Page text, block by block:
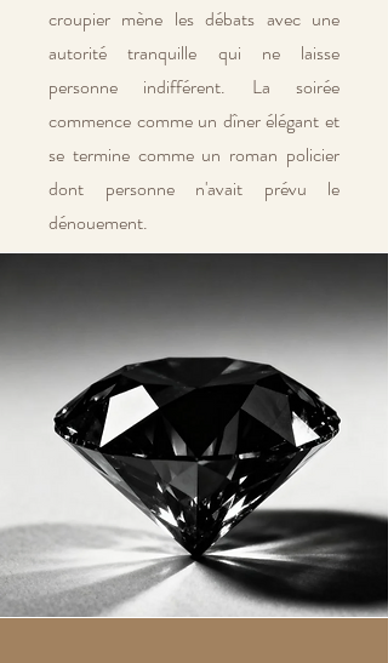
croupier mène les débats avec une
autorité tranquille qui ne laisse
personne indifférent. La soirée
commence comme un dîner élégant et
se termine comme un roman policier
dont personne n'avait prévu le
dénouement.